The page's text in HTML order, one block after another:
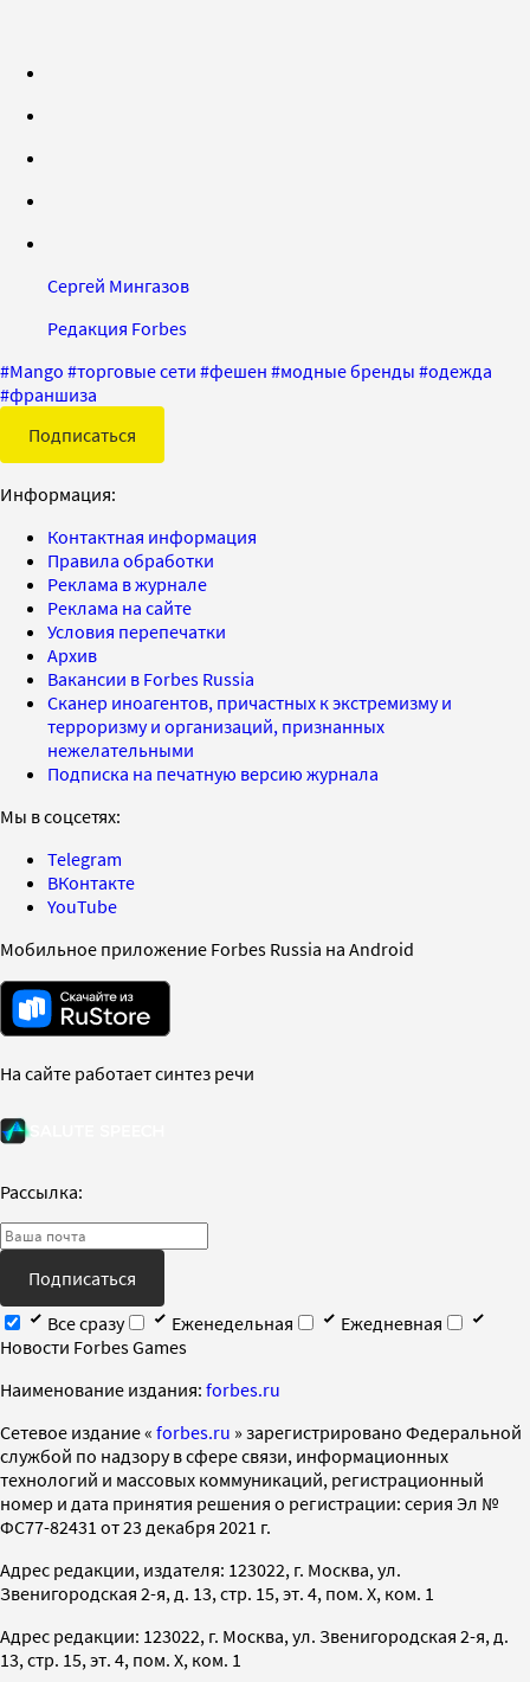
Сергей Мингазов
Редакция Forbes
#Mango #торговые сети #фешен #модные бренды #одежда
#франшиза
Подписаться
Информация:
Контактная информация
Правила обработки
Реклама в журнале
Реклама на сайте
Условия перепечатки
Архив
Вакансии в Forbes Russia
Сканер иноагентов, причастных к экстремизму и
терроризму и организаций, признанных
нежелательными
Подписка на печатную версию журнала
Мы в соцсетях:
Telegram
ВКонтакте
YouTube
Мобильное приложение Forbes Russia на Android
На сайте работает синтез речи
Рассылка:
Подписаться
Все сразу
Еженедельная
Ежедневная
Новости Forbes Games
Наименование издания: forbes.ru
Cетевое издание « forbes.ru » зарегистрировано Федеральной
службой по надзору в сфере связи, информационных
технологий и массовых коммуникаций, регистрационный
номер и дата принятия решения о регистрации: серия Эл №
ФС77-82431 от 23 декабря 2021 г.
Адрес редакции, издателя: 123022, г. Москва, ул.
Звенигородская 2-я, д. 13, стр. 15, эт. 4, пом. X, ком. 1
Адрес редакции: 123022, г. Москва, ул. Звенигородская 2-я, д.
13, стр. 15, эт. 4, пом. X, ком. 1